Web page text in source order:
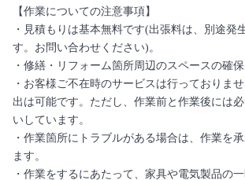
【作業についての注意事項】
・見積もりは基本無料です(出張料は、別途発
す。お問い合わせください)。
・修繕・リフォーム箇所周辺のスペースの確保
・お客様ご不在時のサービスは行っておりま
出は可能です。ただし、作業前と作業後には
いしています。
・作業箇所にトラブルがある場合は、作業を
ます。
・作業をするにあたって、家具や電気製品の一